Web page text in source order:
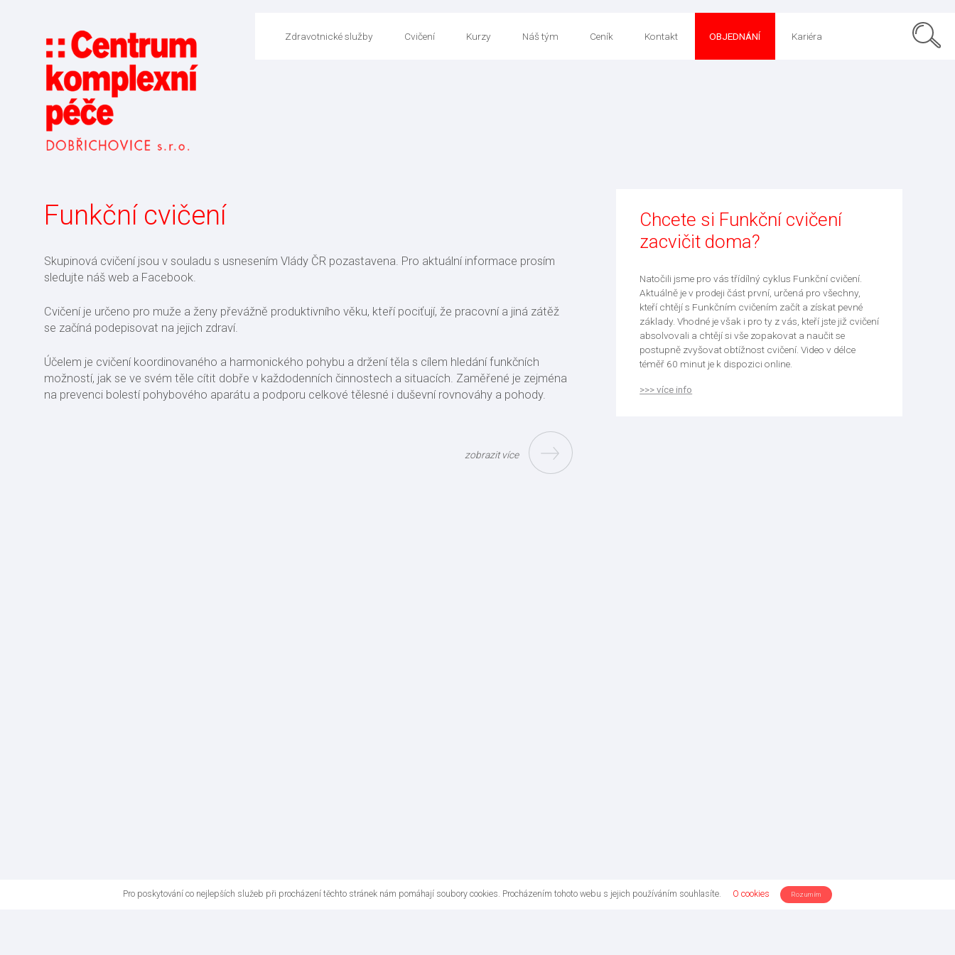
Zdravotnické služby Cvičení Kurzy Náš tým Ceník Kontakt OBJEDNÁNÍ Kariéra
Funkční cvičení
Skupinová cvičení jsou v souladu s usnesením Vlády ČR pozastavena. Pro aktuální informace prosím
sledujte náš web a Facebook.
Cvičení je určeno pro muže a ženy převážně produktivního věku, kteří pociťují, že pracovní a jiná zátěž
se začíná podepisovat na jejich zdraví.
Účelem je cvičení koordinovaného a harmonického pohybu a držení těla s cílem hledání funkčních
možností, jak se ve svém těle cítit dobře v každodenních činnostech a situacích. Zaměřené je zejména
na prevenci bolestí pohybového aparátu a podporu celkové tělesné i duševní rovnováhy a pohody.
zobrazit více
Chcete si Funkční cvičení
zacvičit doma?
Natočili jsme pro vás třídílný cyklus Funkční cvičení.
Aktuálně je v prodeji část první, určená pro všechny,
kteří chtějí s Funkčním cvičením začít a získat pevné
základy. Vhodné je však i pro ty z vás, kteří jste již cvičení
absolvovali a chtějí si vše zopakovat a naučit se
postupně zvyšovat obtížnost cvičení. Video v délce
téměř 60 minut je k dispozici online.
>>> více info
Pro poskytování co nejlepších služeb při procházení těchto stránek nám pomáhají soubory cookies. Procházením tohoto webu s jejich používáním souhlasíte. O cookies Rozumím